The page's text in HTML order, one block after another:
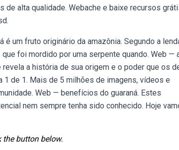
alta qualidade. Webache e baixe recursos
é um fruto originário da amazônia. Segundo a
foi mordido por uma serpente quando. Web —
a história de sua origem e o poder que os
1 de 1. Mais de 5 milhões de imagens, vídeos e
Web — benefícios do guaraná. Estes
nem sempre tenha sido conhecido. Hoje
button below.